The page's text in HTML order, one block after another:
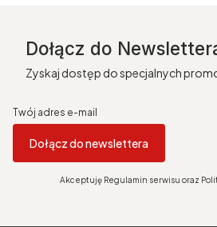
Dołącz do
Zyskaj dostęp do specjalnych
Twój adres e-mail
Dołącz do newslettera
Akceptuję Regulamin serwisu oraz